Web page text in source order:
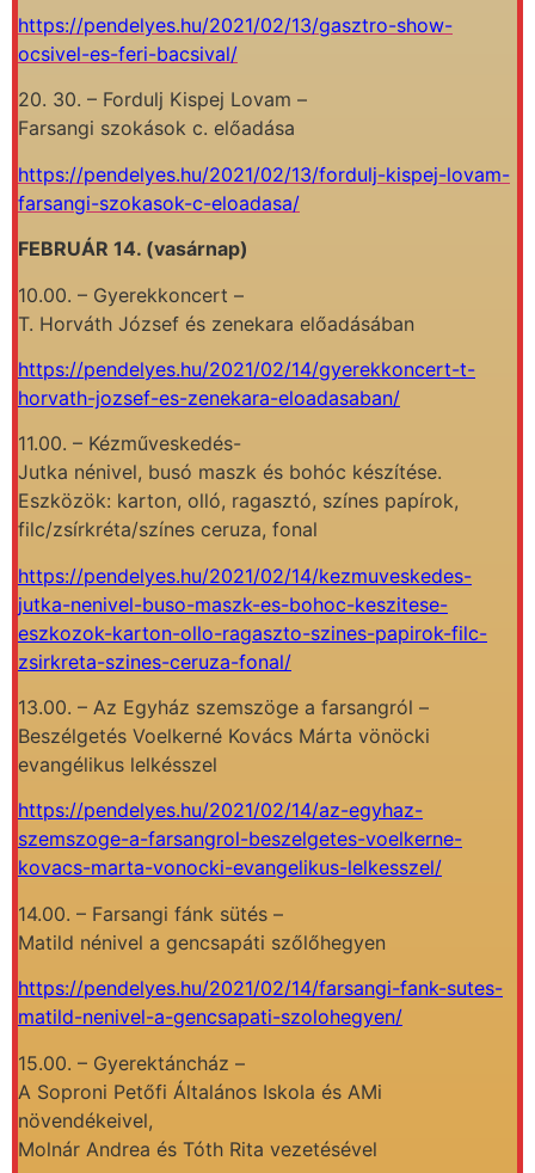
https://pendelyes.hu/2021/02/13/gasztro-show-
ocsivel-es-feri-bacsival/
20. 30. – Fordulj Kispej Lovam –
Farsangi szokások c. előadása
https://pendelyes.hu/2021/02/13/fordulj-kispej-lovam-
farsangi-szokasok-c-eloadasa/
FEBRUÁR 14. (vasárnap)
10.00. – Gyerekkoncert –
T. Horváth József és zenekara előadásában
https://pendelyes.hu/2021/02/14/gyerekkoncert-t-
horvath-jozsef-es-zenekara-eloadasaban/
11.00. – Kézműveskedés-
Jutka nénivel, busó maszk és bohóc készítése.
Eszközök: karton, olló, ragasztó, színes papírok,
filc/zsírkréta/színes ceruza, fonal
https://pendelyes.hu/2021/02/14/kezmuveskedes-
jutka-nenivel-buso-maszk-es-bohoc-keszitese-
eszkozok-karton-ollo-ragaszto-szines-papirok-filc-
zsirkreta-szines-ceruza-fonal/
13.00. – Az Egyház szemszöge a farsangról –
Beszélgetés Voelkerné Kovács Márta vönöcki
evangélikus lelkésszel
https://pendelyes.hu/2021/02/14/az-egyhaz-
szemszoge-a-farsangrol-beszelgetes-voelkerne-
kovacs-marta-vonocki-evangelikus-lelkesszel/
14.00. – Farsangi fánk sütés –
Matild nénivel a gencsapáti szőlőhegyen
https://pendelyes.hu/2021/02/14/farsangi-fank-sutes-
matild-nenivel-a-gencsapati-szolohegyen/
15.00. – Gyerektáncház –
A Soproni Petőfi Általános Iskola és AMi
növendékeivel,
Molnár Andrea és Tóth Rita vezetésével